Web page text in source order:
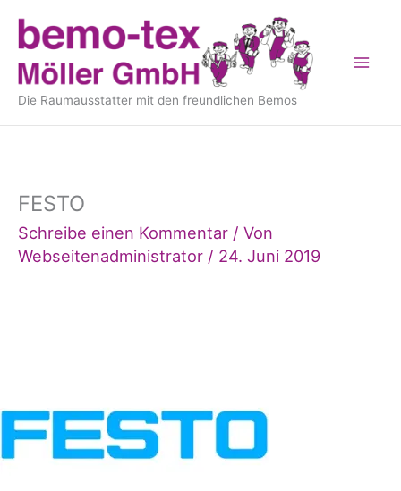
springen
Inhalt
springen
Die Raumausstatter mit den freundlichen Bemos
FESTO
Schreibe einen Kommentar / Von
Webseitenadministrator / 24. Juni 2019